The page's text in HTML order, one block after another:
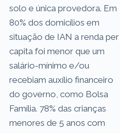
solo e única provedora. Em
80% dos domicílios em
situação de IAN a renda per
capita foi menor que um
salário-mínimo e/ou
recebiam auxílio financeiro
do governo, como Bolsa
Família. 78% das crianças
menores de 5 anos com